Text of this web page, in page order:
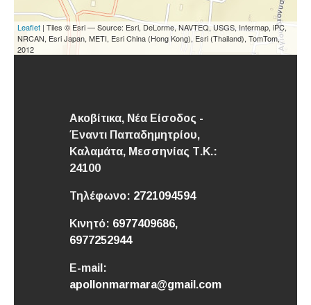
Leaflet | Tiles © Esri — Source: Esri, DeLorme, NAVTEQ, USGS, Intermap, iPC,
NRCAN, Esri Japan, METI, Esri China (Hong Kong), Esri (Thailand), TomTom,
2012
Ακοβίτικα, Νέα Είσοδος -
Έναντι Παπαδημητρίου,
Καλαμάτα, Μεσσηνίας Τ.Κ.:
24100
Τηλέφωνο: 2721094594
Κινητό: 6977409686,
6977252944
E-mail:
apollonmarmara@gmail.com